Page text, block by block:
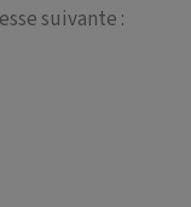
suivante :